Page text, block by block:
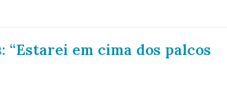
em cima dos palcos